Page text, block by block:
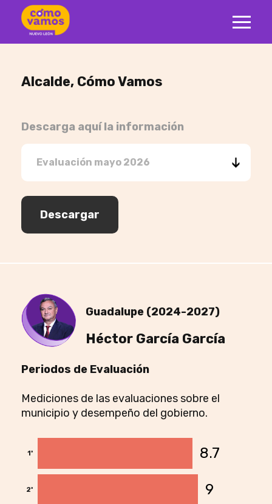
Alcalde, Cómo Vamos
Descarga aquí la información
Descargar
Guadalupe (2024-2027)
Héctor García García
Periodos de Evaluación
Mediciones de las evaluaciones sobre el
municipio y desempeño del gobierno.
1ª
2ª
8.7
8.7
9
9